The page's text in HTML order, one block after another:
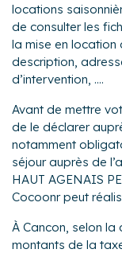
locations
de consulter les
la mise en
description,
d’intervention, ....
Avant de mettre
de le déclarer
notamment
séjour auprès de
HAUT AGENAIS
Cocoonr peut
À Cancon, selon
montants de la